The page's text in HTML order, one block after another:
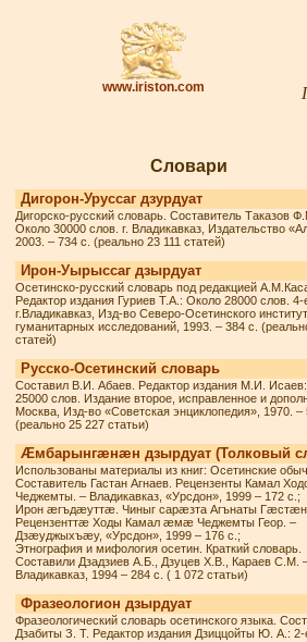
www.iriston.com
Словари
Дигорон-Уруссаг дзурдуат
Дигорско-русский словарь. Составитель Таказов
Около 30000 слов. г. Владикавказ, Издательство
2003. – 734 с. (реально 23 111 статей)
Ирон-Уырыссаг дзырдуат
Осетинско-русский словарь под редакцией
Редактор издания Гуриев Т.А.: Около 28000 слов. 4-
г.Владикавказ, Изд-во Северо-Осетинского
гуманитарных исследований, 1993. – 384 с.
статей)
Русско-Осетинский словарь
Составил В.И. Абаев. Редактор издания М.И.
25000 слов. Издание второе, исправленное и
Москва, Изд-во «Советская энциклопедия», 1970. –
(реально 25 227 статьи)
Æмбарынгæнæн дзырдуат (Толковый
Использованы материалы из книг: Осетинские
Составитель Гастан Агнаев. Рецензенты Камал
Чеджемты. – Владикавказ, «Урсдон», 1999 – 172 с.;
Ирон æгъдæуттæ. Чиныг сарæзта Агънаты Гæстæн.
Рецензенттæ Ходы Камал æмæ Чеджемты Геор. –
Дзæуджыхъæу, «Урсдон», 1999 – 176 с.;
Этнография и мифология осетин. Краткий словарь.
Составили Дзадзиев А.Б., Дзуцев Х.В., Караев С.М.
Владикавказ, 1994 – 284 с. ( 1 072 статьи)
Фразеологион дзырдуат
Фразеологический словарь осетинского языка.
Дзабиты З. Т. Редактор издания Дзиццойты Ю. А.: 2-